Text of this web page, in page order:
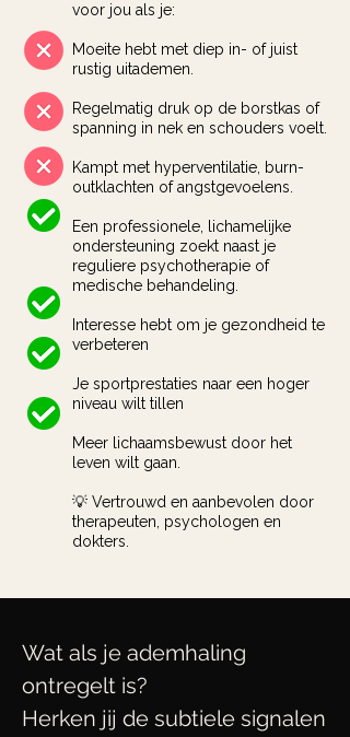
voor jou als je:
Moeite hebt met diep in- of juist
rustig uitademen.
Regelmatig druk op de borstkas of
spanning in nek en schouders voelt.
Kampt met hyperventilatie, burn-
outklachten of angstgevoelens.
Een professionele, lichamelijke
ondersteuning zoekt naast je
reguliere psychotherapie of
medische behandeling.
Interesse hebt om je gezondheid te
verbeteren
Je sportprestaties naar een hoger
niveau wilt tillen
Meer lichaamsbewust door het
leven wilt gaan.
💡 Vertrouwd en aanbevolen door
therapeuten, psychologen en
dokters.
Wat als je ademhaling
ontregelt is?
Herken jij de subtiele signalen